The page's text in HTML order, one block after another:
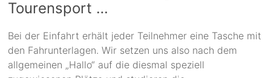
Tourensport …
Bei der Einfahrt erhält jeder Teilnehmer eine Tasche mit
den Fahrunterlagen. Wir setzen uns also nach dem
allgemeinen „Hallo“ auf die diesmal speziell